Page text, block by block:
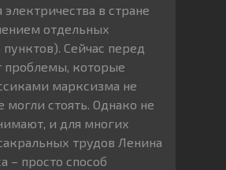
электричества в стране
отдельных
Сейчас перед
проблемы, которые
марксизма не
могли стоять. Однако не
и для многих
трудов Ленина
– просто способ